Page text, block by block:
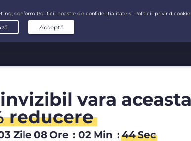
vara aceasta
reducere
Zile 08 Ore : 02 Min : 44Sec